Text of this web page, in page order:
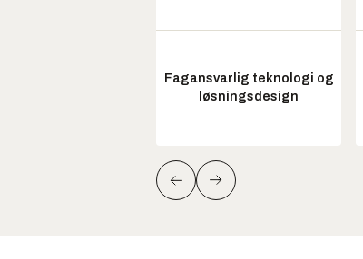
Fagansvarlig teknologi og
løsningsdesign